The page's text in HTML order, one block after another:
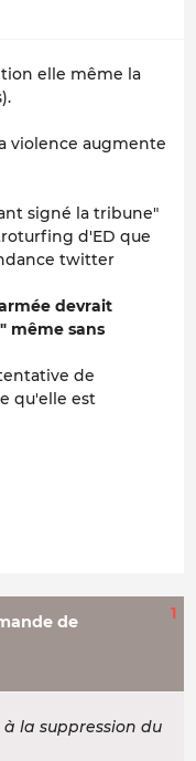
elle même la
violence augmente
signé la tribune"
d'ED que
twitter
devrait
même sans
de
qu'elle est
de
1
la suppression du